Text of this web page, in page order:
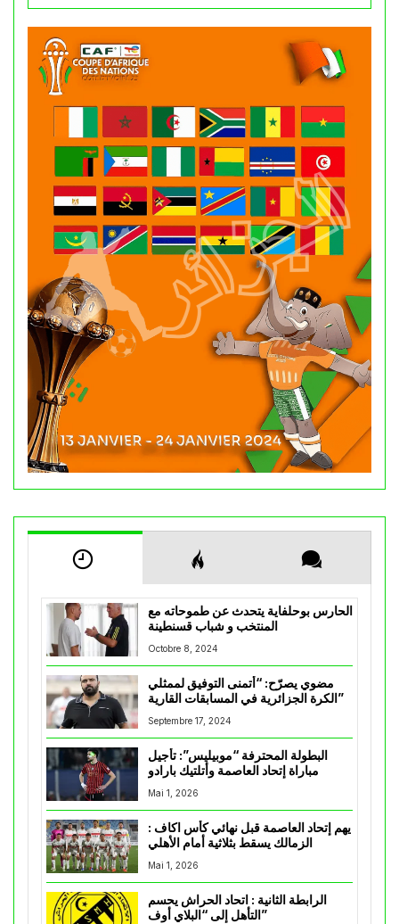
الحارس بوحلفاية يتحدث عن طموحاته مع
المنتخب و شباب قسنطينة
Octobre 8, 2024
مضوي يصرّح: “أتمنى التوفيق لممثلي
الكرة الجزائرية في المسابقات القارية”
Septembre 17, 2024
البطولة المحترفة “موبيليس”: تأجيل
مباراة إتحاد العاصمة وأتلتيك بارادو
Mai 1, 2026
يهم إتحاد العاصمة قبل نهائي كأس اكاف :
Mai 1, 2026
الرابطة الثانية : اتحاد الحراش يحسم
التأهل إلى “البلاي أوف”